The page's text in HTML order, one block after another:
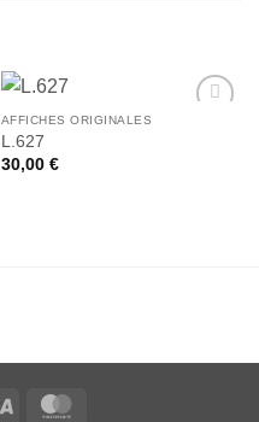
AFFICHES ORIGINALES
L.627
30,00 €
Visa